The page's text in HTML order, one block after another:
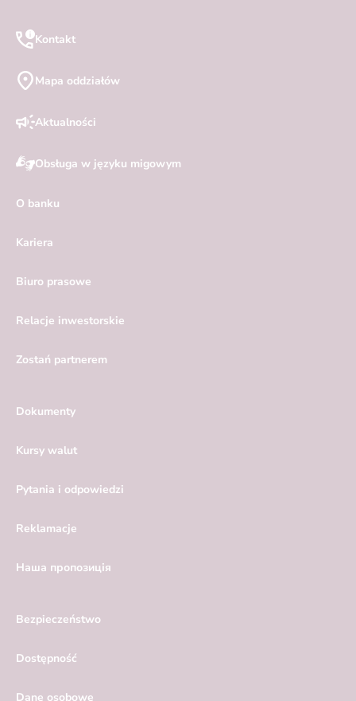
Kontakt
Mapa oddziałów
Aktualności
Obsługa w języku migowym
O banku
Kariera
Biuro prasowe
Relacje inwestorskie
Zostań partnerem
Dokumenty
Kursy walut
Pytania i odpowiedzi
Reklamacje
Hаша пропозиція
Bezpieczeństwo
Dostępność
Dane osobowe